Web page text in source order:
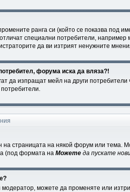
ранга си (който се показва под
специални потребители,
да ви изтрият ненужните
форума иска да вляза?!
да изпращат мейл на други
на страницата на някой форум или
(под формата на Можете да пускате
можете да променяте или